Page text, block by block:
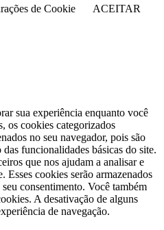
de Cookie ACEITAR
sua experiência enquanto você
os cookies categorizados
no seu navegador, pois são
funcionalidades básicas do site.
que nos ajudam a analisar e
Esses cookies serão armazenados
consentimento. Você também
A desativação de alguns
de navegação.